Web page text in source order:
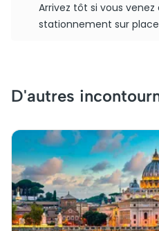
Arrivez tôt si vous
stationnement sur
D'autres